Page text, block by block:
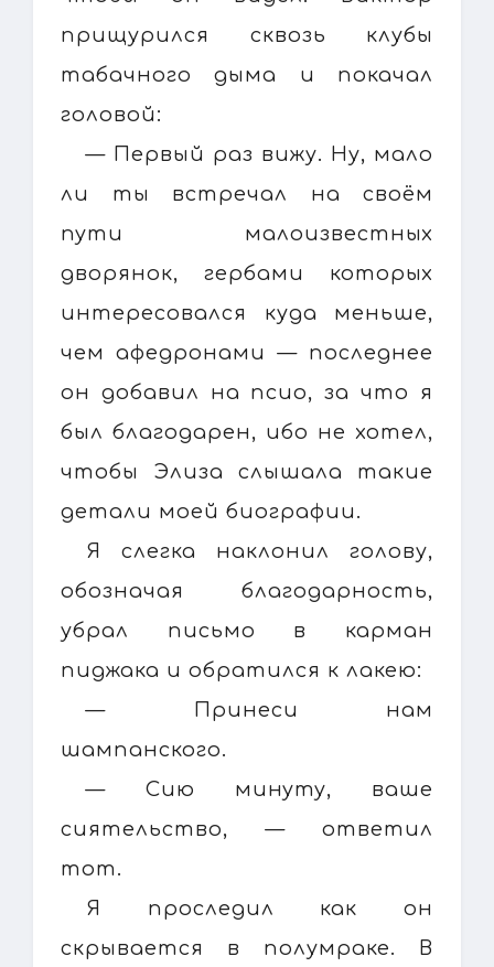
прищурился сквозь клубы
табачного дыма и покачал
головой:
— Первый раз вижу. Ну, мало
ли ты встречал на своём
пути малоизвестных
дворянок, гербами которых
интересовался куда меньше,
чем афедронами — последнее
он добавил на псио, за что я
был благодарен, ибо не хотел,
чтобы Элиза слышала такие
детали моей биографии.
Я слегка наклонил голову,
обозначая благодарность,
убрал письмо в карман
пиджака и обратился к лакею:
— Принеси нам
шампанского.
— Сию минуту, ваше
сиятельство, — ответил
тот.
Я проследил как он
скрывается в полумраке. В